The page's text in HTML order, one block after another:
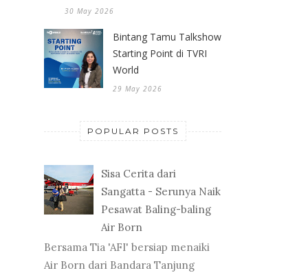
30 May 2026
Bintang Tamu Talkshow
Starting Point di TVRI
World
29 May 2026
POPULAR POSTS
Sisa Cerita dari
Sangatta - Serunya Naik
Pesawat Baling-baling
Air Born
Bersama Tia 'AFI' bersiap menaiki
Air Born dari Bandara Tanjung